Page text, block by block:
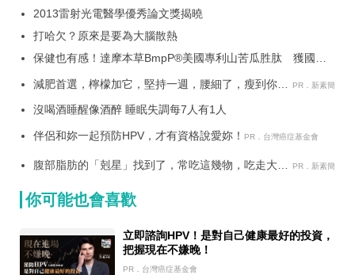
2013雷射光電醫學優秀論文獎揭曉
打哈欠？原來是要為大腦散熱
保健也有感！達摩本草BmpP®美國專利山苦瓜胜肽 獲國際
減肥首選，檸檬加它，堅持一週，腰細了，瘦到你懷
PR．新素簡
沒喝酒睡醒像酒醉 睡眠失調每7人有1人
伴侶和妳一起預防HPV，才有資格說愛妳！ PR．台灣癌症基金會
腹部脂肪的「剋星」找到了，常吃這幾物，吃走大肚
PR．新素簡
你可能也會喜歡
立即諮詢HPV！是對自己健康最好的投資，
把握現在不嫌晚！
PR．台灣癌症基金會